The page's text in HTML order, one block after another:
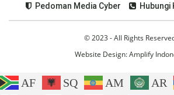
Pedoman Media Cyber
Hubungi
© 2023 - All Rights
Website Design:Amplify
AF SQ AM AR